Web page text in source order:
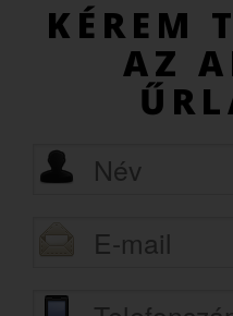
KÉREM
AZ